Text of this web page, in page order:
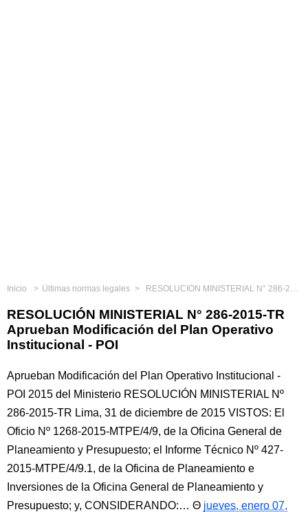
Inicio Últimas normas legales RESOLUCIÓN MINISTERIAL N° 286-2015-TR Aprueban Modificación del Plan Operativo Institucional - POI
RESOLUCIÓN MINISTERIAL N° 286-2015-TR
Aprueban Modificación del Plan Operativo
Institucional - POI
Aprueban Modificación del Plan Operativo Institucional -
POI 2015 del Ministerio RESOLUCIÓN MINISTERIAL Nº
286-2015-TR Lima, 31 de diciembre de 2015 VISTOS: El
Oficio Nº 1268-2015-MTPE/4/9, de la Oficina General de
Planeamiento y Presupuesto; el Informe Técnico Nº 427-
2015-MTPE/4/9.1, de la Oficina de Planeamiento e
Inversiones de la Oficina General de Planeamiento y
Presupuesto; y, CONSIDERANDO:…
jueves, enero 07,